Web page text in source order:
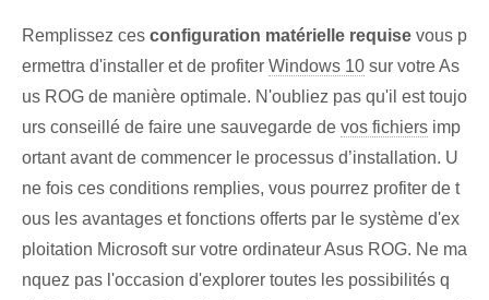
Remplissez ces configuration matérielle requise vous p
ermettra d'installer et de profiter Windows 10 sur votre As
us ROG de manière optimale. ⁤N'oubliez pas qu'il est toujo
urs conseillé de faire une sauvegarde⁤ de vos fichiers imp
ortant avant de commencer le processus d’installation. U
ne fois ces conditions remplies, vous pourrez profiter de t
ous les avantages et fonctions offerts par le système d'ex
ploitation Microsoft sur votre ordinateur Asus ROG. Ne ma
nquez pas l'occasion d'explorer toutes les possibilités q